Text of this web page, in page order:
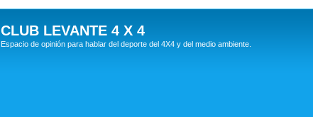
CLUB LEVANTE 4 X 4
Espacio de opinión para hablar del deporte del 4X4 y del medio ambiente.